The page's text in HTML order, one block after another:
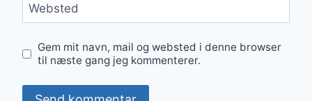
Websted
Gem mit navn, mail og websted i denne browser
til næste gang jeg kommenterer.